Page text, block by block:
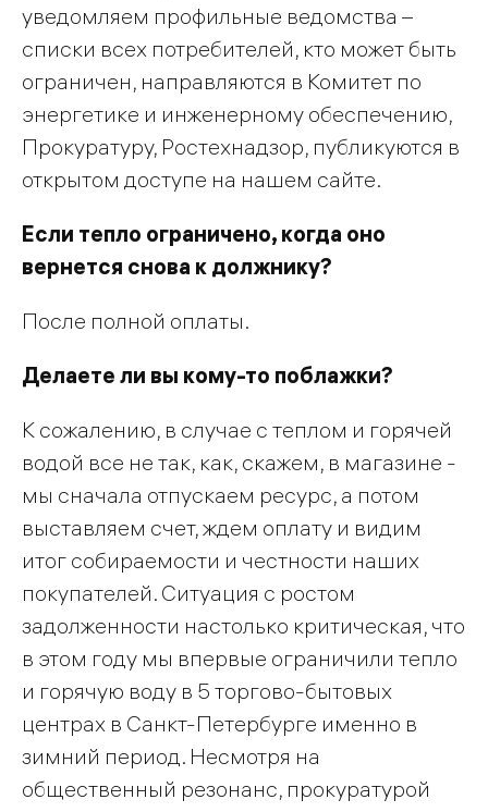
уведомляем профильные ведомства –
списки всех потребителей, кто может быть
ограничен, направляются в Комитет по
энергетике и инженерному обеспечению,
Прокуратуру, Ростехнадзор, публикуются в
открытом доступе на нашем сайте.
Если тепло ограничено, когда оно
вернется снова к должнику?
После полной оплаты.
Делаете ли вы кому-то поблажки?
К сожалению, в случае с теплом и горячей
водой все не так, как, скажем, в магазине -
мы сначала отпускаем ресурс, а потом
выставляем счет, ждем оплату и видим
итог собираемости и честности наших
покупателей. Ситуация с ростом
задолженности настолько критическая, что
в этом году мы впервые ограничили тепло
и горячую воду в 5 торгово-бытовых
центрах в Санкт-Петербурге именно в
зимний период. Несмотря на
общественный резонанс, прокуратурой